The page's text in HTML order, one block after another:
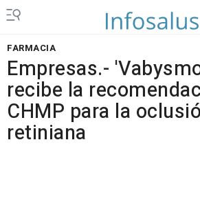
FARMACIA
Empresas.-
recibe la
CHMP para la
retiniana